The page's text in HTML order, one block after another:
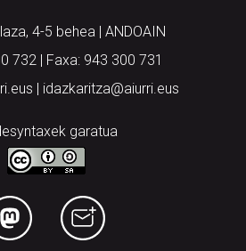
4-5 behea | ANDOAIN
732 | Faxa: 943 300 731
| idazkaritza@aiurri.eus
garatua